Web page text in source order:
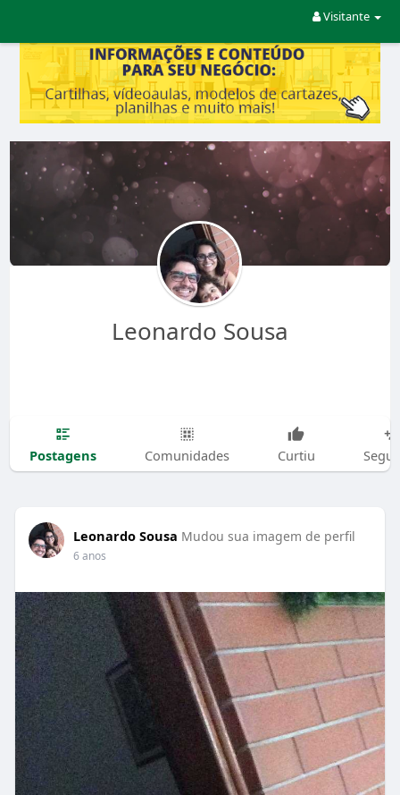
Visitante
Leonardo Sousa
Postagens Comunidades Curtiu
Leonardo Sousa Mudou sua imagem de perfil
6 anos